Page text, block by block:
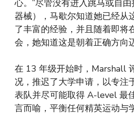
心。”尽管没有进入跳马或自
器械），马歇尔知道她已经从
了丰富的经验，并且随着即将
会，她知道这是朝着正确方向
在 13 年级开始时，Marshall
况，推迟了大学申请，以专注
表队并尽可能取得 A-level 最
言而喻，平衡任何精英运动与